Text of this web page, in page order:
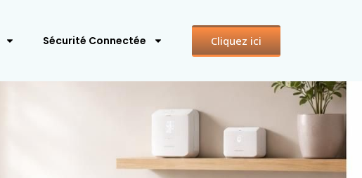
Sécurité Connectée Cliquez ici